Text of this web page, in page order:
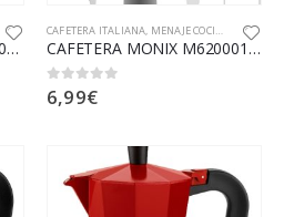
PEQUEÑO APARATO ELECTRODOMESTICO
CAFETERA TAURUS KCP90012I 12TZ
CAFETERA ITALIANA, MENAJE COCINA
CAFETERA MONIX M620001 1TZ VITRO-EXPRES
0out of 5
6,99€